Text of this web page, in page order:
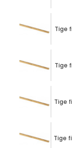
Tige
Tige
Tige
Tige